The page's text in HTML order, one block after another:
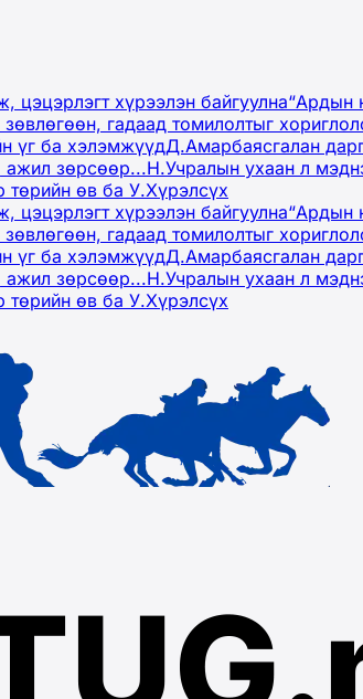
хүрээлэн байгуулна“Ардын
гадаад томилолтыг
үг ба хэлэмжүүдД.Амарбаясгалан
зөрсөөр...Н.Учралын ухаан л
төрийн өв ба У.Хүрэлсүх
хүрээлэн байгуулна“Ардын
гадаад томилолтыг
үг ба хэлэмжүүдД.Амарбаясгалан
зөрсөөр...Н.Учралын ухаан л
төрийн өв ба У.Хүрэлсүх